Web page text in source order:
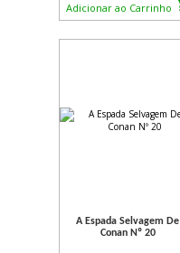
Adicionar ao Carrinho
A Espada Selvagem De
Conan Nº 20